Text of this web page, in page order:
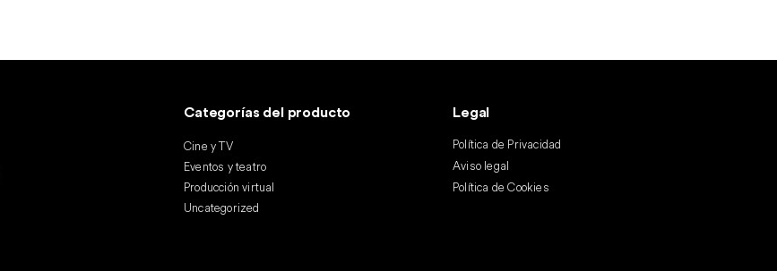
Categorías del producto
Cine y TV
Eventos y teatro
Producción virtual
Uncategorized
Legal
Política de Privacidad
Aviso legal
Política de Cookies